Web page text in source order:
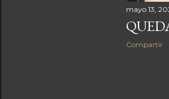
mayo 13,
Compartir